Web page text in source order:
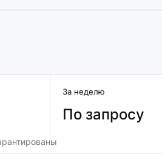
За неделю
По запросу